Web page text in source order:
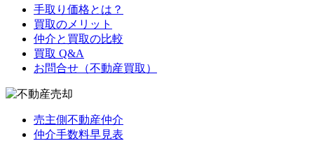
手取り価格とは？
買取のメリット
仲介と買取の比較
買取 Q&A
お問合せ（不動産買取）
売主側不動産仲介
仲介手数料早見表